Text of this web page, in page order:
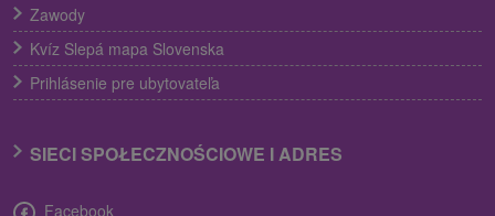
Zawody
Kvíz Slepá mapa Slovenska
Prihlásenie pre ubytovateľa
SIECI SPOŁECZNOŚCIOWE I ADRES
Facebook